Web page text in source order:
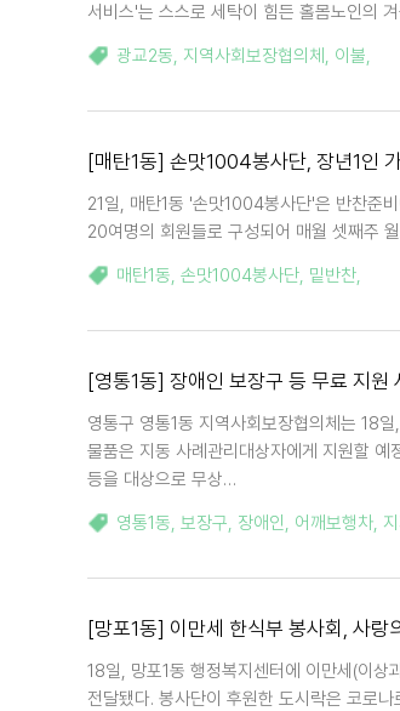
서비스'는 스스로 세탁이 힘든 홀몸노인의
광교2동, 지역사회보장협의체 , 이불,
[매탄1동] 손맛1004봉사단, 장년1인
21일, 매탄1동 '손맛1004봉사단'은 반찬준
20여명의 회원들로 구성되어 매월 셋째주
매탄1동, 손맛1004봉사단, 밑반찬,
[영통1동] 장애인 보장구 등 무료 지원
영통구 영통1동 지역사회보장협의체는 18
물품은 지동 사례관리대상자에게 지원할 예
등을 대상으로 무상…
영통1동, 보장구, 장애인, 어깨보행차,
[망포1동] 이만세 한식부 봉사회, 사
18일, 망포1동 행정복지센터에 이만세(이상
전달됐다. 봉사단이 후원한 도시락은 코로